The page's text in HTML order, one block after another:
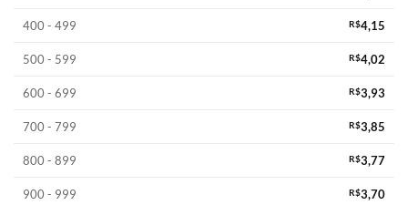
400 - 499 R$4,15
500 - 599 R$4,02
600 - 699 R$3,93
700 - 799 R$3,85
800 - 899 R$3,77
900 - 999 R$3,70